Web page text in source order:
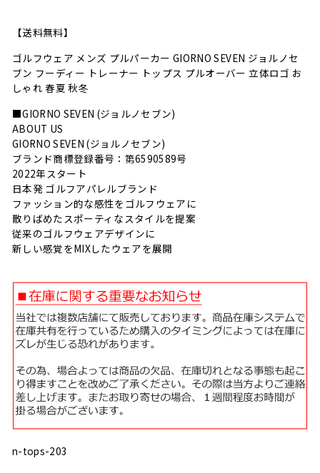
【送料無料】
ゴルフウェア メンズ プルパーカー GIORNO SEVEN ジョルノセ
ブン フーディー トレーナー トップス プルオーバー 立体ロゴ お
しゃれ 春夏 秋冬
■GIORNO SEVEN (ジョルノセブン)
ABOUT US
GIORNO SEVEN (ジョルノセブン)
ブランド商標登録番号：第6590589号
2022年スタート
日本発 ゴルフアパレルブランド
ファッション的な感性をゴルフウェアに
散りばめたスポーティなスタイルを提案
従来のゴルフウェアデザインに
新しい感覚をMIXしたウェアを展開
n-tops-203